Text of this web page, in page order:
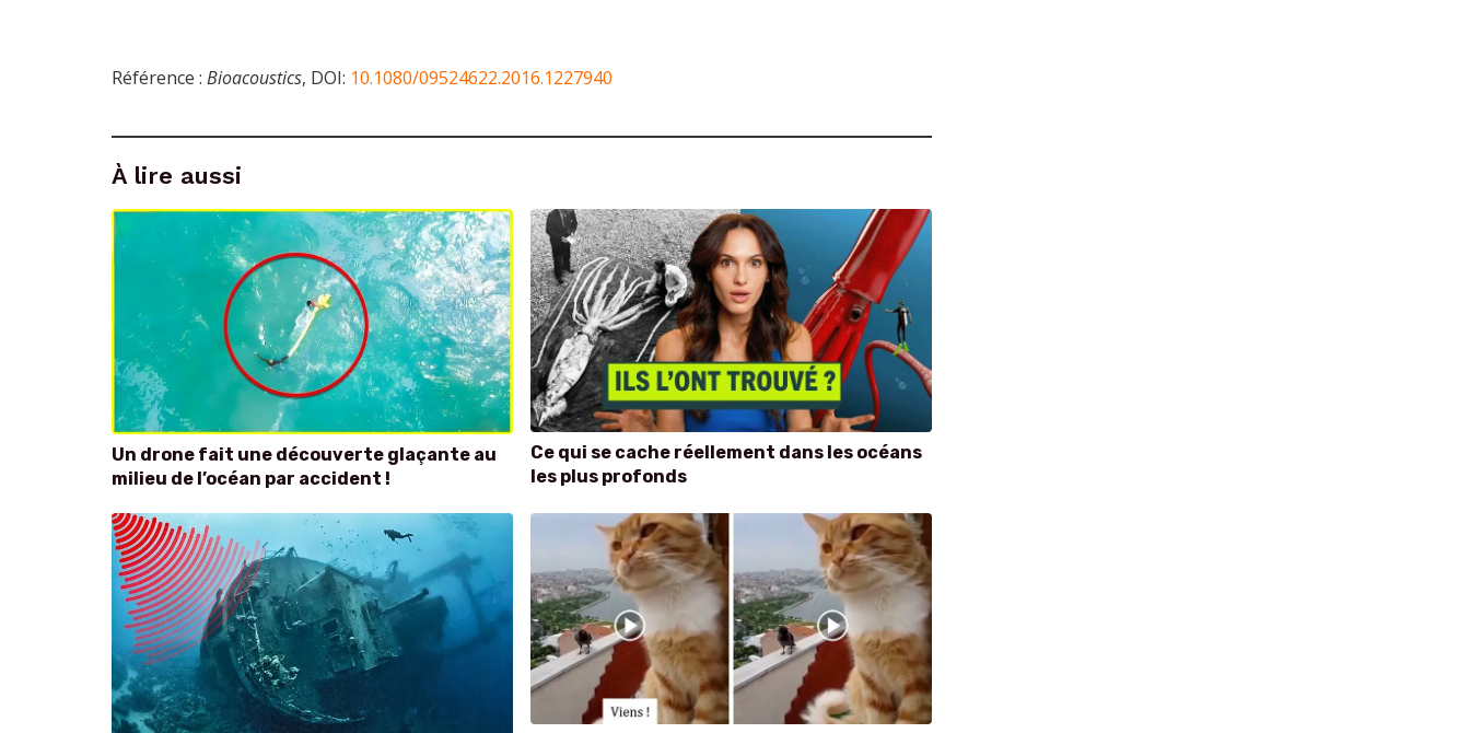
Référence : Bioacoustics, DOI: 10.1080/09524622.2016.1227940
À lire aussi
Un drone fait une découverte glaçante au
milieu de l’océan par accident !
Ce qui se cache réellement dans les océans
les plus profonds